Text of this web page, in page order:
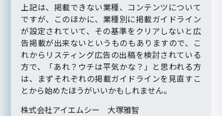
上記は、掲載できない業種、コンテンツについて
ですが、このほかに、業種別に掲載ガイドライン
が設定されていて、その基準をクリアしないと広
告掲載が出来ないというものもありますので、こ
れからリスティング広告の出稿を検討されている
方で、「あれ？ウチは平気かな？」と思われる方
は、まずそれぞれの掲載ガイドラインを見直すこ
とから始めたほうがいいかもしれません。
株式会社アイエムシー 大塚雅智